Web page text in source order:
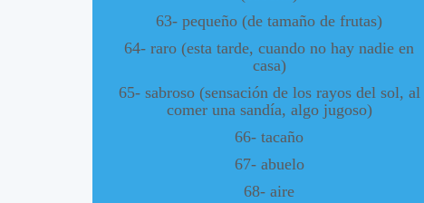
63- pequeño (de tamaño de frutas)
64- raro (esta tarde, cuando no hay nadie en
casa)
65- sabroso (sensación de los rayos del sol, al
comer una sandía, algo jugoso)
66- tacaño
67- abuelo
68- aire